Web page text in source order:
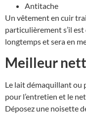
Antitache
Un vêtement en cuir
particulièrement s’il
longtemps et sera en
Meilleur
Le lait démaquillant ou
pour l’entretien et le
Déposez une noisette